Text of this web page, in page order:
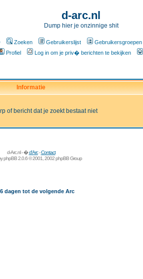
d-arc.nl
Dump hier je onzinnige shit
Zoeken Gebruikerslijst Gebruikersgroepen
Profiel
Log in om je priv� berichten te bekijken
Informatie
of bericht dat je zoekt bestaat niet
d-Arc.nl - �d'Arc-Contact
phpBB2.0.6 © 2001, 2002 phpBB Group
dagen tot de volgende Arc